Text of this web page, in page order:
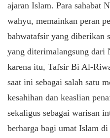
ajaran Islam. Para sahabat
wahyu, memainkan peran
bahwatafsir yang diberikan
yang diterimalangsung dari
karena itu, Tafsir Bi Al-
saat ini sebagai salah satu
kesahihan dan keaslian
sekaligus sebagai warisan
berharga bagi umat Islam